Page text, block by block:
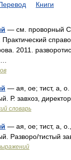
Книги
— см. проворный
Практический
2011.
— ая, ое; тист, а, о.
Р. завхоз,
словарь
— ая, ое; тист, а,
Разворо/тистый